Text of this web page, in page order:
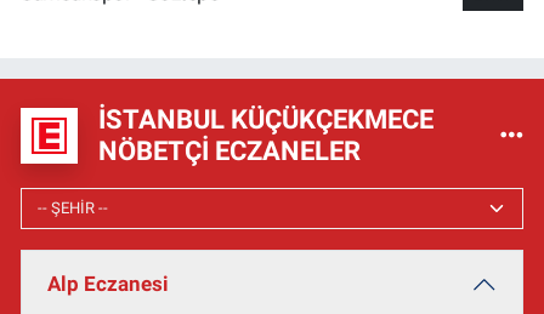
İSTANBUL KÜÇÜKÇEKMECE
NÖBETÇI ECZANELER
Alp Eczanesi